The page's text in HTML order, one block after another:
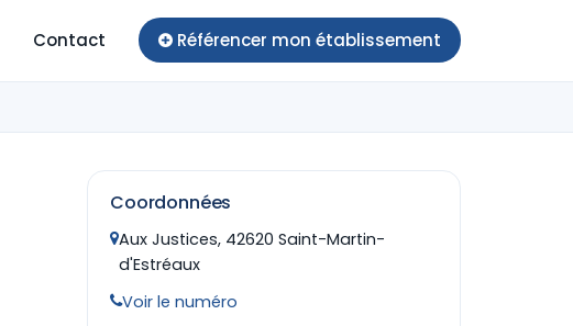
Contact Référencer mon établissement
Coordonnées
Aux Justices, 42620 Saint-Martin-
d'Estréaux
Voir le numéro